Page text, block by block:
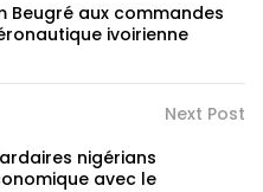
Beugré aux commandes
ivoirienne
Next Post
nigérians
avec le